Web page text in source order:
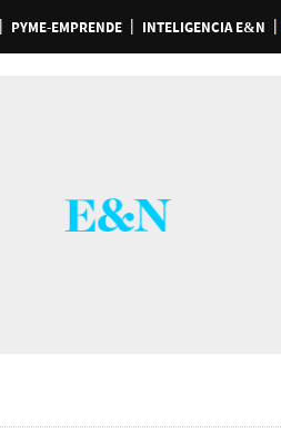
PYME-EMPRENDE INTELIGENCIA E&N